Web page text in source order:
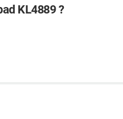
KL4889 ?